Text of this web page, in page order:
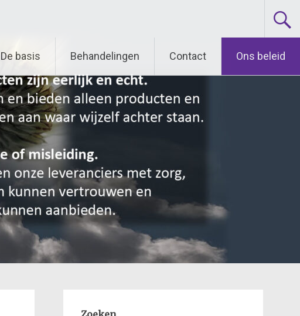
De basis Behandelingen Contact Ons beleid